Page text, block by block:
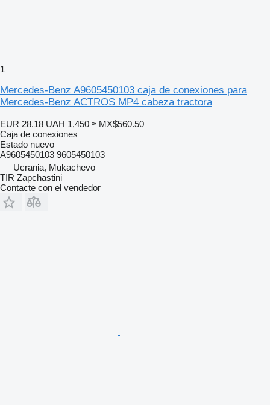
1
Mercedes-Benz A9605450103 caja de conexiones para
Mercedes-Benz ACTROS MP4 cabeza tractora
EUR 28.18 UAH 1,450 ≈ MX$560.50
Caja de conexiones
Estado nuevo
A9605450103 9605450103
Ucrania, Mukachevo
TIR Zapchastini
Contacte con el vendedor